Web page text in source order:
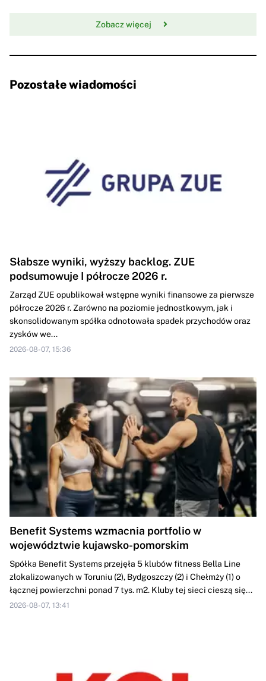
Zobacz więcej
Pozostałe wiadomości
Słabsze wyniki, wyższy backlog. ZUE
podsumowuje I półrocze 2026 r.
Zarząd ZUE opublikował wstępne wyniki finansowe za pierwsze
półrocze 2026 r. Zarówno na poziomie jednostkowym, jak i
skonsolidowanym spółka odnotowała spadek przychodów oraz
zysków we...
2026-08-07, 15:36
Benefit Systems wzmacnia portfolio w
województwie kujawsko-pomorskim
Spółka Benefit Systems przejęła 5 klubów fitness Bella Line
zlokalizowanych w Toruniu (2), Bydgoszczy (2) i Chełmży (1) o
łącznej powierzchni ponad 7 tys. m2. Kluby tej sieci cieszą się...
2026-08-07, 13:41